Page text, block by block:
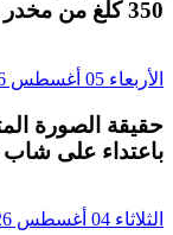
350 كلغ من مخدر الشيرا
الأربعاء 05 أغسطس 2026 - 1:00
حقيقة الصورة
باعتداء على
الثلاثاء 04 أغسطس 2026 - 11:28